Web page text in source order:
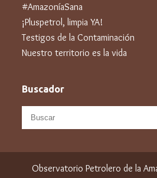
#AmazoníaSana
¡Pluspetrol, limpia YA!
Testigos de la Contaminación
Nuestro territorio es la vida
Buscador
Observatorio Petrolero de la